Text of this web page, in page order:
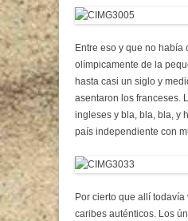
Entre eso y que no había
olímpicamente de la
hasta casi un siglo y
asentaron los franceses.
ingleses y bla, bla, bla, y
país independiente con
Por cierto que allí
caribes auténticos. Los